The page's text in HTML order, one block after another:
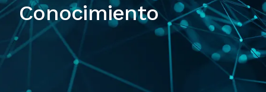
Conocimiento